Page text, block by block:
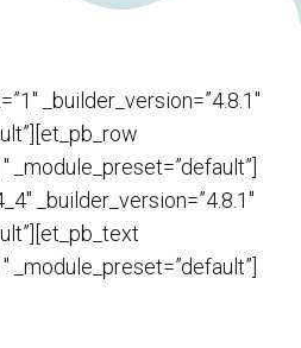
_builder_version=”4.8.1″
_module_preset=”default”]
_builder_version=”4.8.1″
_module_preset=”default”]